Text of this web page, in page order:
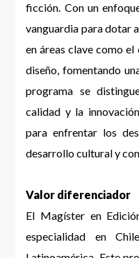
ficción. Con un
vanguardia para dotar
en áreas clave como
diseño, fomentando
programa se
calidad y la
para enfrentar los
desarrollo cultural y
Valor diferenciador
El Magíster en
especialidad en